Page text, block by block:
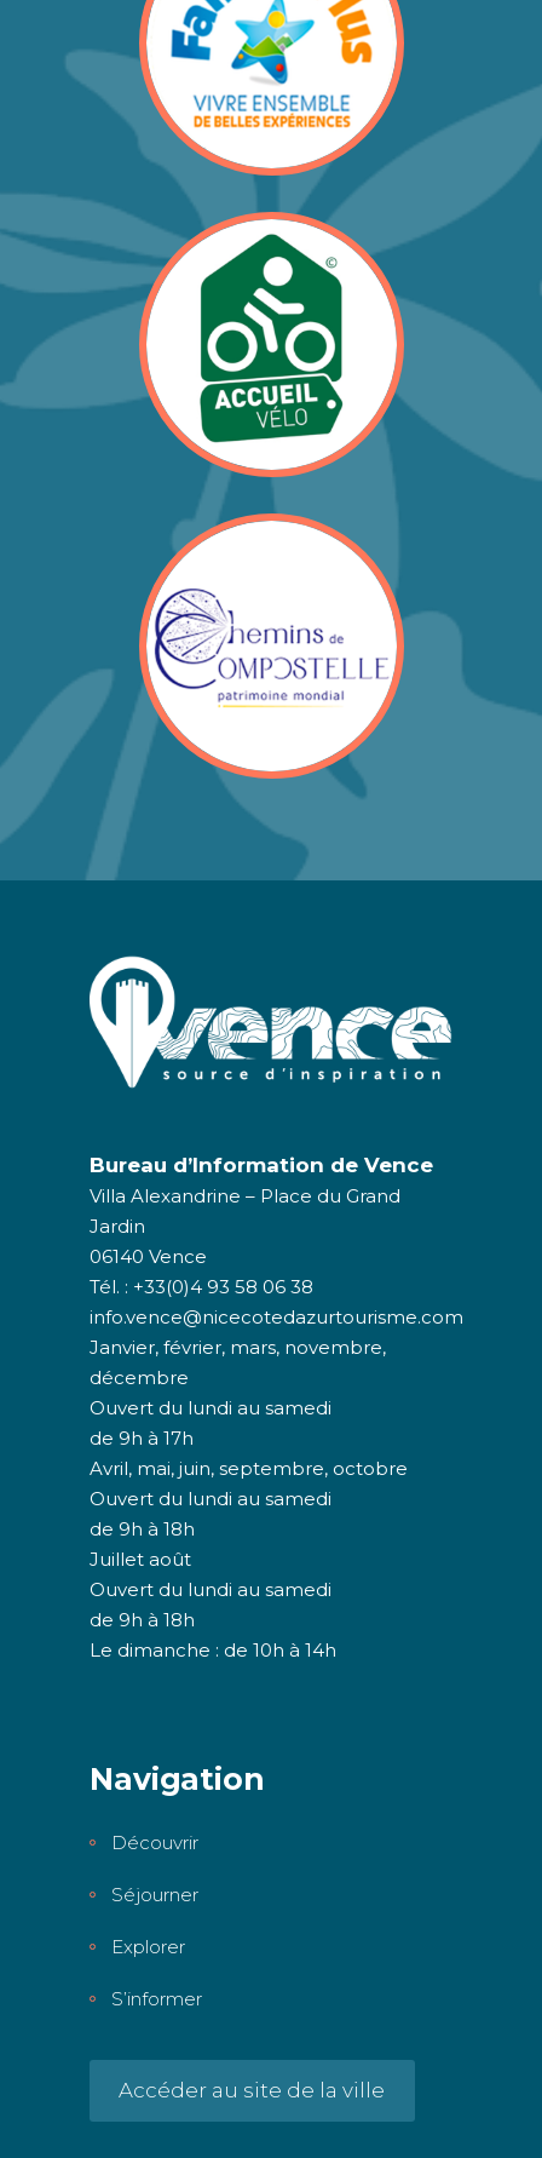
Bureau d’Information de Vence
Villa Alexandrine – Place du Grand
Jardin
06140 Vence
Tél. : +33(0)4 93 58 06 38
info.vence@nicecotedazurtourisme.com
Janvier, février, mars, novembre,
décembre
Ouvert du lundi au samedi
de 9h à 17h
Avril, mai, juin, septembre, octobre
Ouvert du lundi au samedi
de 9h à 18h
Juillet août
Ouvert du lundi au samedi
de 9h à 18h
Le dimanche : de 10h à 14h
Navigation
Découvrir
Séjourner
Explorer
S’informer
Accéder au site de la ville